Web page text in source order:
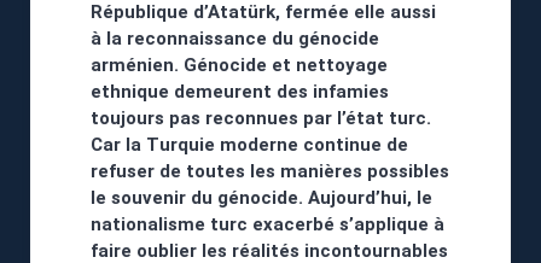
République d’Atatürk, fermée elle aussi
à la reconnaissance du génocide
arménien. Génocide et nettoyage
ethnique demeurent des infamies
toujours pas reconnues par l’état turc.
Car la Turquie moderne continue de
refuser de toutes les manières possibles
le souvenir du génocide. Aujourd’hui, le
nationalisme turc exacerbé s’applique à
faire oublier les réalités incontournables